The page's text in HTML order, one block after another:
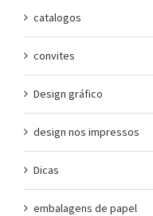
catalogos
convites
Design gráfico
design nos impressos
Dicas
embalagens de papel